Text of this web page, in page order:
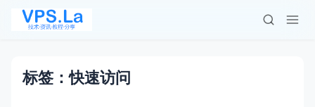
标签：快速访问